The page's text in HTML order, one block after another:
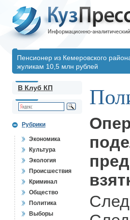
Пенсионер из Кемеровского
жуликам 10,5 млн рублей
В Клуб КП
Рубрики
Экономика
Культура
Экология
Происшествия
Криминал
Общество
Политика
Выборы